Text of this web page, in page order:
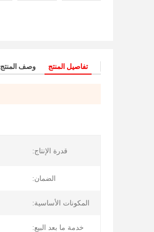
تفاصيل المنتج وصف المنتج
قدرة الإنتاج:
الضمان:
المكونات الأساسية:
خدمة ما بعد البيع: